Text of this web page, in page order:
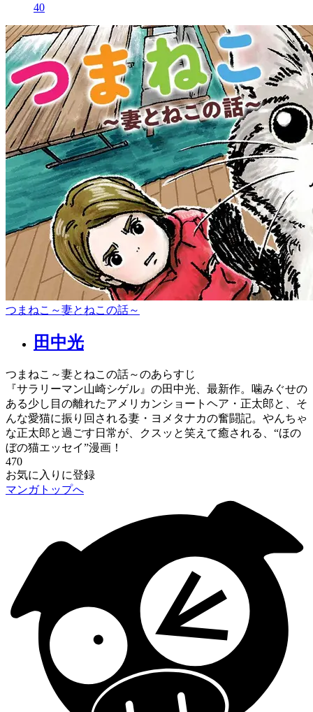
40
つまねこ～妻とねこの話～
田中光
つまねこ～妻とねこの話～のあらすじ
『サラリーマン山崎シゲル』の田中光、最新作。噛みぐせの
ある少し目の離れたアメリカンショートヘア・正太郎と、そ
んな愛猫に振り回される妻・ヨメタナカの奮闘記。やんちゃ
な正太郎と過ごす日常が、クスッと笑えて癒される、“ほの
ぼの猫エッセイ”漫画！
470
お気に入りに登録
マンガトップへ